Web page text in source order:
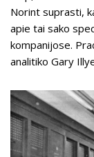
Norint suprasti,
apie tai sako
kompanijose.
analitiko Gary